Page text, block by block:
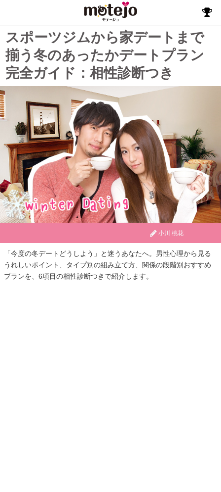
スポーツジムから家デートまで
揃う冬のあったかデートプラン
完全ガイド：相性診断つき
小川 桃花
「今度の冬デートどうしよう」と迷うあなたへ。男性心理から見る
うれしいポイント、タイプ別の組み立て方、関係の段階別おすすめ
プランを、6項目の相性診断つきで紹介します。